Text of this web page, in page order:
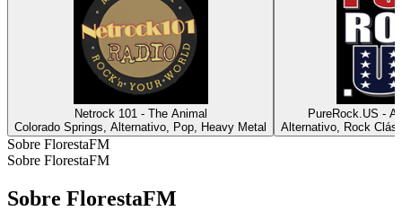
Netrock 101 - The Animal
Colorado Springs, Alternativo, Pop, Heavy Metal
PureRock.US -
Alternativo, Rock
Sobre FlorestaFM
Sobre FlorestaFM
Sobre FlorestaFM